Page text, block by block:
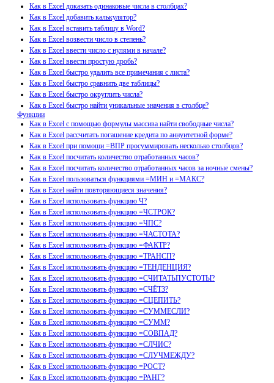
Как в Excel доказать одинаковые числа в столбцах?
Как в Excel добавить калькулятор?
Как в Excel вставить таблицу в Word?
Как в Excel возвести число в степень?
Как в Excel ввести число с нулями в начале?
Как в Excel ввести простую дробь?
Как в Excel быстро удалить все примечания с листа?
Как в Excel быстро сравнить две таблицы?
Как в Excel быстро округлить числа?
Как в Excel быстро найти уникальные значения в столбце?
Функции
Как в Excel с помощью формулы массива найти свободные числа?
Как в Excel рассчитать погашение кредита по аннуитетной форме?
Как в Excel при помощи =ВПР просуммировать несколько столбцов?
Как в Excel посчитать количество отработанных часов?
Как в Excel посчитать количество отработанных часов за ночные смены?
Как в Excel пользоваться функциями =МИН и =МАКС?
Как в Excel найти повторяющиеся значения?
Как в Excel использовать функцию Ч?
Как в Excel использовать функцию =ЧСТРОК?
Как в Excel использовать функцию =ЧПС?
Как в Excel использовать функцию =ЧАСТОТА?
Как в Excel использовать функцию =ФАКТР?
Как в Excel использовать функцию =ТРАНСП?
Как в Excel использовать функцию =ТЕНДЕНЦИЯ?
Как в Excel использовать функцию =СЧИТАТЬПУСТОТЫ?
Как в Excel использовать функцию =СЧЁТЗ?
Как в Excel использовать функцию =СЦЕПИТЬ?
Как в Excel использовать функцию =СУММЕСЛИ?
Как в Excel использовать функцию =СУММ?
Как в Excel использовать функцию =СОВПАД?
Как в Excel использовать функцию =СЛЧИС?
Как в Excel использовать функцию =СЛУЧМЕЖДУ?
Как в Excel использовать функцию =РОСТ?
Как в Excel использовать функцию =РАНГ?